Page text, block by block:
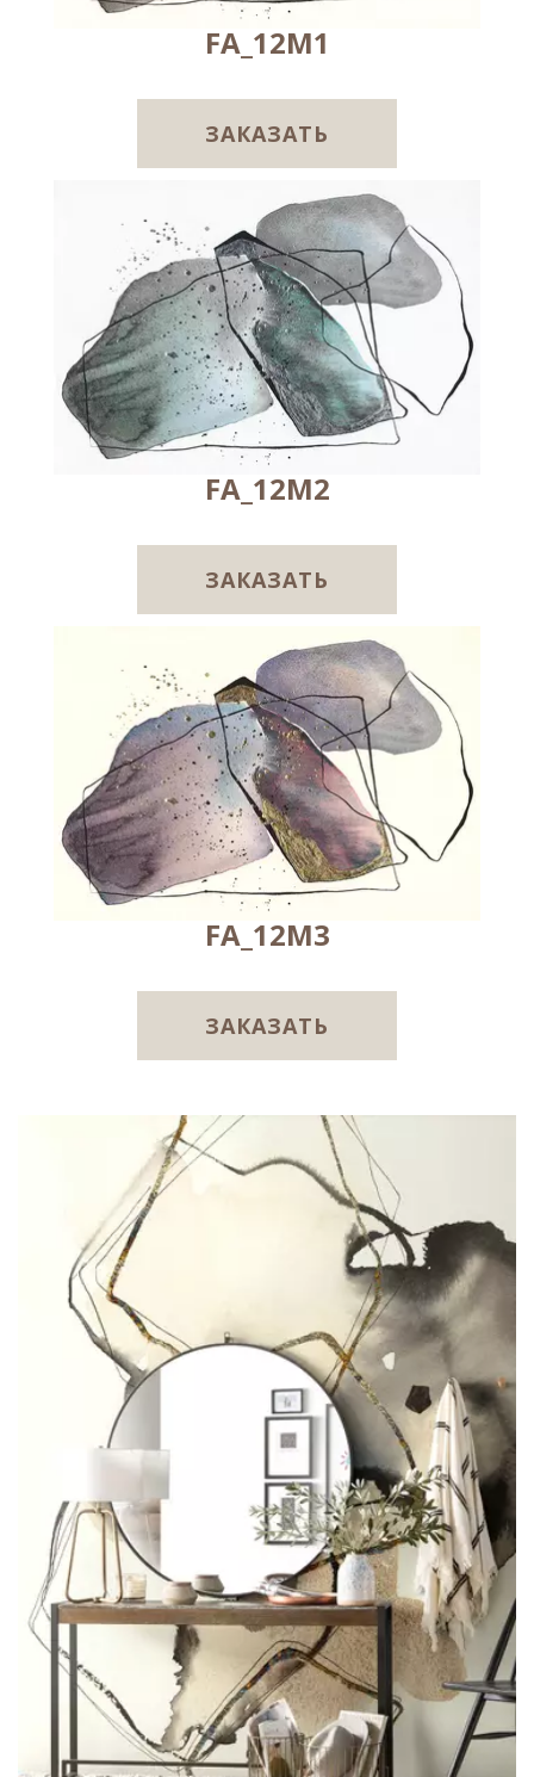
FA_12M1
ЗАКАЗАТЬ
FA_12M2
ЗАКАЗАТЬ
FA_12M3
ЗАКАЗАТЬ